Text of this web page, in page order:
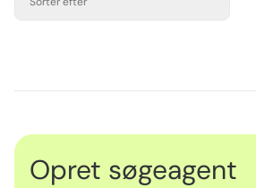
Opret søgeagent